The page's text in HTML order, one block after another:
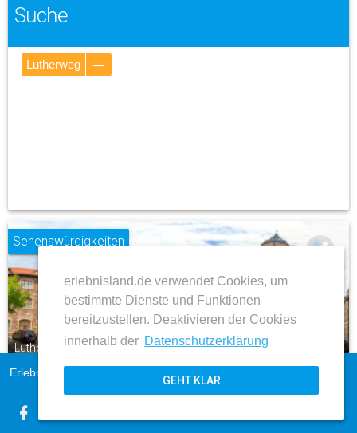
erlebnisland.de verwendet Cookies, um
bestimmte Dienste und Funktionen
bereitzustellen. Deaktivieren der Cookies
innerhalb der Datenschutzerklärung
GEHT KLAR
Suche
Lutherweg
Lutherstadt Eisleben
Altes Gymnasium und St. Andreaskirche am
Andreaskirchplatz
Sehenswürdigkeiten
share
Erlebnisland Sachsen-Anhalt
AGB